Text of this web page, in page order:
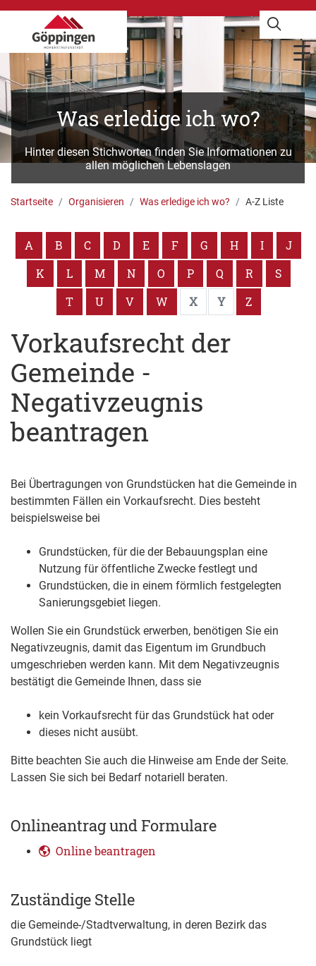
Was erledige ich wo?
Hinter diesen Stichworten finden Sie Informationen zu
allen möglichen Lebenslagen
Startseite Organisieren Was erledige ich wo? A-Z Liste
A B C D E F G H I
J
K
L M N O P Q R
S
T
U V W X Y Z
Vorkaufsrecht der
Gemeinde -
Negativzeugnis
beantragen
Bei Übertragungen von Grundstücken hat die Gemeinde in
bestimmten Fällen ein Vorkaufsrecht. Dies besteht
beispielsweise bei
Grundstücken, für die der Bebauungsplan eine
Nutzung für öffentliche Zwecke festlegt und
Grundstücken, die in einem förmlich festgelegten
Sanierungsgebiet liegen.
Wollen Sie ein Grundstück erwerben, benötigen Sie ein
Negativzeugnis, damit das Eigentum im Grundbuch
umgeschrieben werden kann. Mit dem Negativzeugnis
bestätigt die Gemeinde Ihnen, dass sie
kein Vorkaufsrecht für das Grundstück hat oder
dieses nicht ausübt.
Bitte beachten Sie auch die Hinweise am Ende der Seite.
Lassen Sie sich bei Bedarf notariell beraten.
Onlineantrag und Formulare
Online beantragen
Zuständige Stelle
die Gemeinde-/Stadtverwaltung, in deren Bezirk das
Grundstück liegt